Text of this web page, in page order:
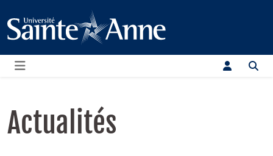
Menu
Actualités